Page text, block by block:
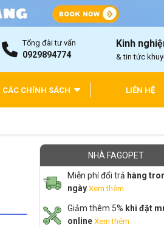
Tổng đài tư vấn
0929894774
Kinh
& tin tức
CÁC CHÍNH SÁCH LIÊN HỆ
NHÀ FAGOPET
Miễn phí đổi trả hàng
ngày Xem thêm
Giảm thêm 5% khi đặt
online Xem thêm